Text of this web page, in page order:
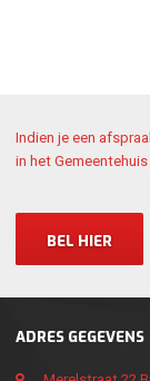
ADRES GEGEVENS
Indien je een
in het
BEL HIER